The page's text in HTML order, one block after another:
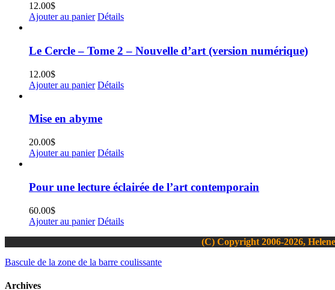
12.00$
Ajouter au panier Détails
Le Cercle – Tome 2 – Nouvelle d’art (version numérique)
12.00$
Ajouter au panier Détails
Mise en abyme
20.00$
Ajouter au panier Détails
Pour une lecture éclairée de l’art contemporain
60.00$
Ajouter au panier Détails
(C) Copyright 2006-2026,
Bascule de la zone de la barre coulissante
Archives